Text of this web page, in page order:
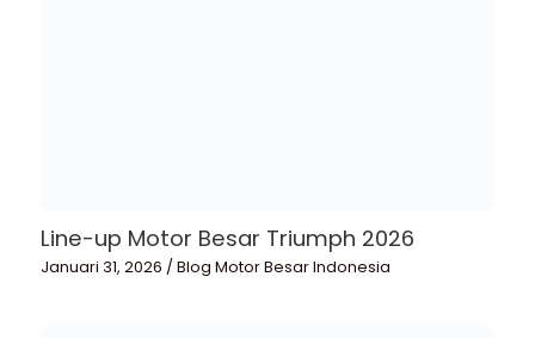
Line-up Motor Besar Triumph 2026
Januari 31, 2026 /Blog Motor Besar Indonesia